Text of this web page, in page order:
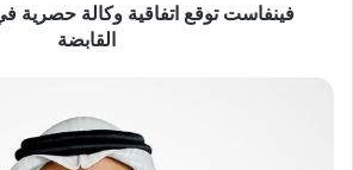
فينفاست توقع اتفاقية وكالة حصرية
القابضة